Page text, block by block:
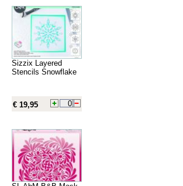
Sizzix Layered
Stencils Snowflake
€ 19,95